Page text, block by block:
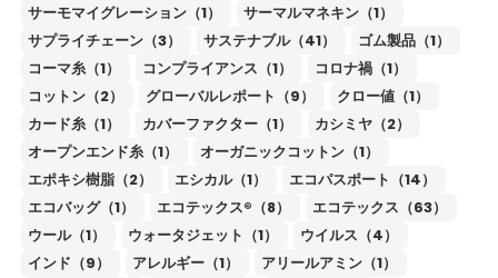
サーモマイグレーション（1）
サーマルマネキン（1）
サプライチェーン（3）
サステナブル（41）
ゴム製品（1）
コーマ糸（1）
コンプライアンス（1）
コロナ禍（1）
コットン（2）
グローバルレポート（9）
クロー値（1）
カード糸（1）
カバーファクター（1）
カシミヤ（2）
オープンエンド糸（1）
オーガニックコットン（1）
エポキシ樹脂（2）
エシカル（1）
エコパスポート（14）
エコバッグ（1）
エコテックス®（8）
エコテックス（63）
ウール（1）
ウォータジェット（1）
ウイルス（4）
インド（9）
アレルギー（1）
アリールアミン（1）